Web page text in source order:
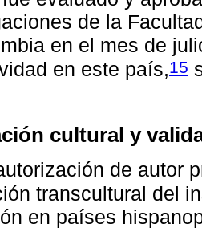
de la
en el mes de
en este país,15
cultural y
de autor
transcultural del
en países